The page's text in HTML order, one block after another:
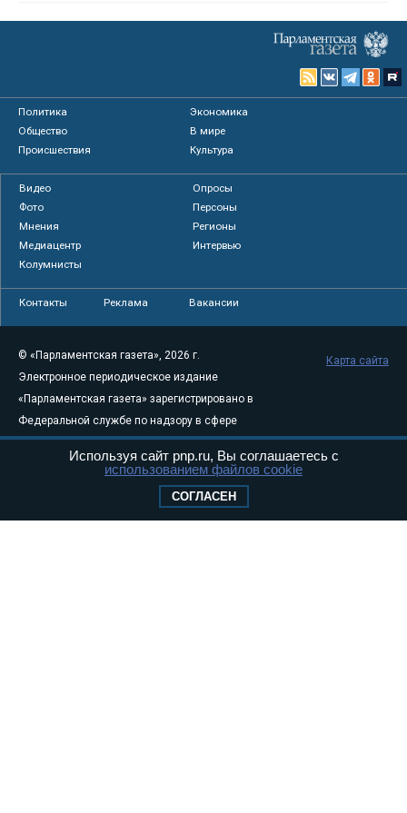
Политика
Экономика
Общество
В мире
Происшествия
Культура
Видео
Опросы
Фото
Персоны
Мнения
Регионы
Медиацентр
Интервью
Колумнисты
Контакты Реклама Вакансии
© «Парламентская газета», 2026 г.
Электронное периодическое издание
«Парламентская газета» зарегистрировано в
Федеральной службе по надзору в сфере
связи, информационных технологий и
массовых коммуникаций (Роскомнадзор) 05
Свидетельство о регистрации Эл № ФС77-
Карта сайта
Используя сайт pnp.ru, Вы соглашаетесь с
использованием файлов cookie
СОГЛАСЕН